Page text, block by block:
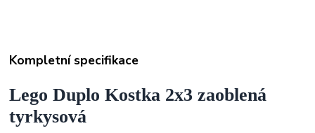
Kompletní specifikace
Lego Duplo Kostka 2x3 zaoblená
tyrkysová